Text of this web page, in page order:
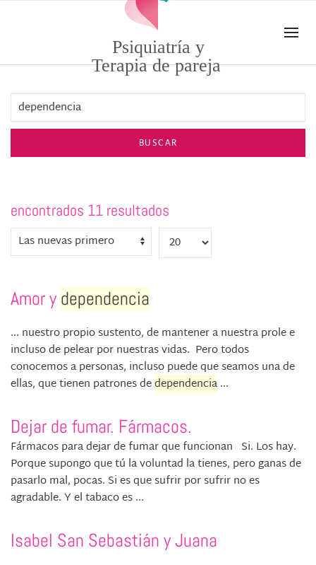
Skip to main contentPsiquiatría y
Terapia de pareja
BUSCAR
encontrados 11 resultados
Amor y dependencia
... nuestro propio sustento, de mantener a nuestra prole e
incluso de pelear por nuestras vidas. Pero todos
conocemos a personas, incluso puede que seamos una de
ellas, que tienen patrones dedependencia...
Dejar de fumar. Fármacos.
Fármacos para dejar de fumar que funcionan Si. Los hay.
Porque supongo que tú la voluntad la tienes, pero ganas de
pasarlo mal, pocas. Si es que sufrir por sufrir no es
agradable. Y el tabaco es ...
Isabel San Sebastián y Juana